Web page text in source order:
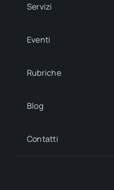
Servizi
Eventi
Rubriche
Blog
Contatti